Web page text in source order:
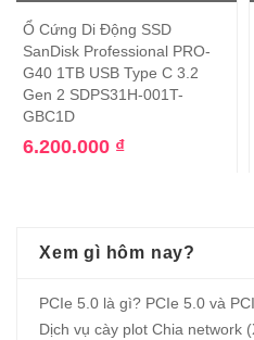
Ổ Cứng Di Động SSD
SanDisk Professional PRO-
G40 1TB USB Type C 3.2
Gen 2 SDPS31H-001T-
GBC1D
6.200.000 ₫
Xem gì hôm nay?
PCIe 5.0 là gì? PCIe 5.0 và
Dịch vụ cày plot Chia network